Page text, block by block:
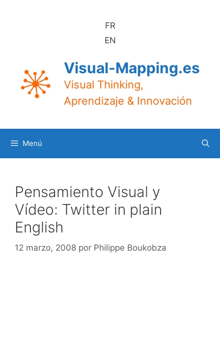
FR
EN
Visual-Mapping.es
Visual Thinking,
Aprendizaje & Innovación
Menú
Pensamiento Visual y
Vídeo: Twitter in plain
English
12 marzo, 2008 por Philippe Boukobza